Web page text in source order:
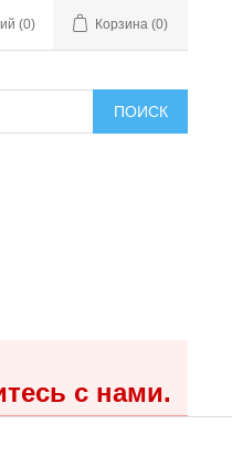
(0) Корзина (0)
ПОИСК
с нами.